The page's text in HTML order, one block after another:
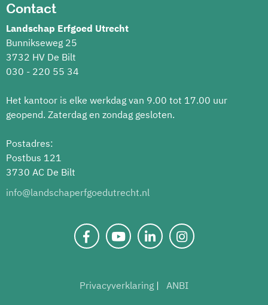
Contact
Landschap Erfgoed Utrecht
Bunnikseweg 25
3732 HV De Bilt
030 - 220 55 34
Het kantoor is elke werkdag van 9.00 tot 17.00 uur
geopend. Zaterdag en zondag gesloten.
Postadres:
Postbus 121
3730 AC De Bilt
info@landschaperfgoedutrecht.nl
Privacyverklaring ANBI